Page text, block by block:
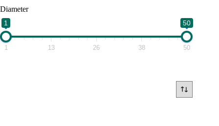
Diameter
1 50
1 13 26 38 50